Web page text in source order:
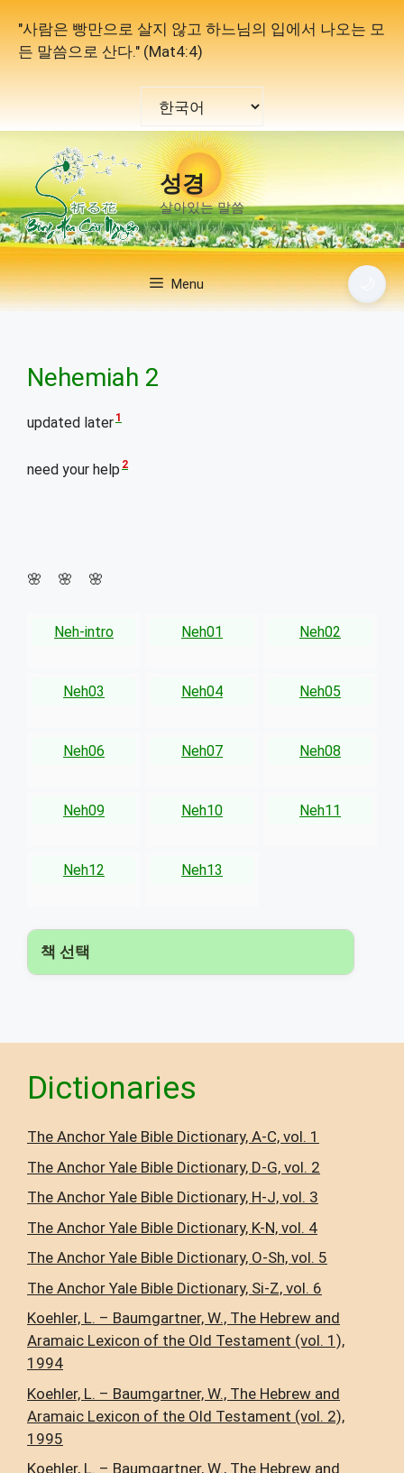
기
"사람은 빵만으로 살지 않고 하느님의 입에서 나오는 모
든 말씀으로 산다." (Mat4:4)
language
성경
살아있는 말씀
Menu
Nehemiah 2
updated later 1
need your help 2
🌸 🌸 🌸
Neh-intro Neh01 Neh02
Neh03 Neh04 Neh05
Neh06 Neh07 Neh08
Neh09 Neh10 Neh11
Neh12 Neh13
책 선택
Dictionaries
The Anchor Yale Bible Dictionary, A-C, vol. 1
The Anchor Yale Bible Dictionary, D-G, vol. 2
The Anchor Yale Bible Dictionary, H-J, vol. 3
The Anchor Yale Bible Dictionary, K-N, vol. 4
The Anchor Yale Bible Dictionary, O-Sh, vol. 5
The Anchor Yale Bible Dictionary, Si-Z, vol. 6
Koehler, L. – Baumgartner, W., The Hebrew and
Aramaic Lexicon of the Old Testament (vol. 1),
1994
Koehler, L. – Baumgartner, W., The Hebrew and
Aramaic Lexicon of the Old Testament (vol. 2),
1995
Koehler, L. – Baumgartner, W., The Hebrew and